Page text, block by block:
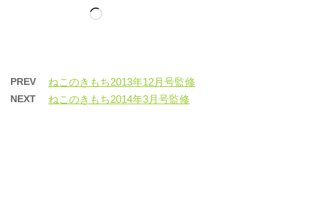
読
PREV ねこのきもち2013年12月号監修
NEXT ねこのきもち2014年3月号監修